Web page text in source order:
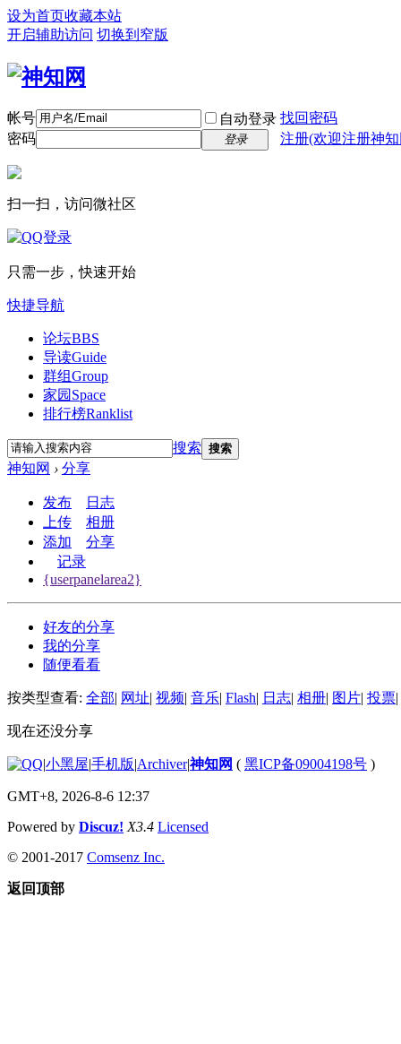
设为首页收藏本站
开启辅助访问 切换到窄版
帐号 自动登录 找回密码
密码
登录 注册(欢迎注册神
扫一扫，访问微社区
只需一步，快速开始
快捷导航
论坛BBS
导读Guide
群组Group
家园 Space
排行榜Ranklist
搜索 搜索
神知网 › 分享
发布
日志
上传
相册
添加
分享
记录
{userpanelarea2}
好友的分享
我的分享
随便看看
按类型查看: 全部| 网址| 视频| 音乐| Flash| 日志| 相册| 图片| 投票|
现在还没分享
|小黑屋|手机版|Archiver|神知网 ( 黑ICP备09004198号 )
GMT+8, 2026-8-6 12:37
Powered by Discuz! X3.4 Licensed
© 2001-2017 Comsenz Inc.
返回顶部